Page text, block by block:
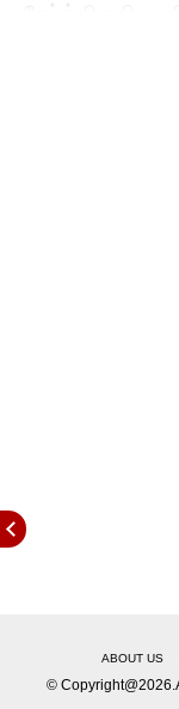
வருகிறது.
பட்டு
ABOUT US
©